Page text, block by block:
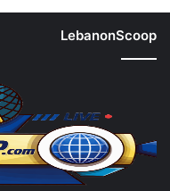
LebanonScoop